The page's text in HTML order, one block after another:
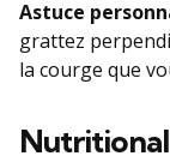
Astuce
grattez
la courge que